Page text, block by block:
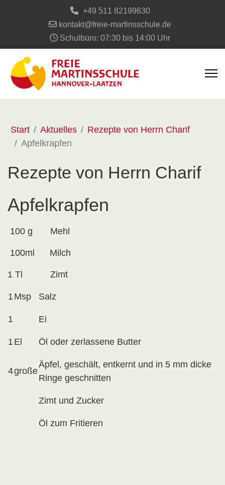
+49 511 82199630
kontakt@freie-martinsschule.de
Schulbüro: 07:30 bis 14:00 Uhr
Start Aktuelles
Rezepte von Herrn Charif
Apfelkrapfen
Rezepte von Herrn Charif
Apfelkrapfen
100 g Mehl
100ml Milch
1 Tl Zimt
1Msp Salz
1 Ei
1El Öl oder zerlassene Butter
4große
Äpfel, geschält, entkernt und in 5 mm dicke
Ringe geschnitten
Zimt und Zucker
Öl zum Fritieren